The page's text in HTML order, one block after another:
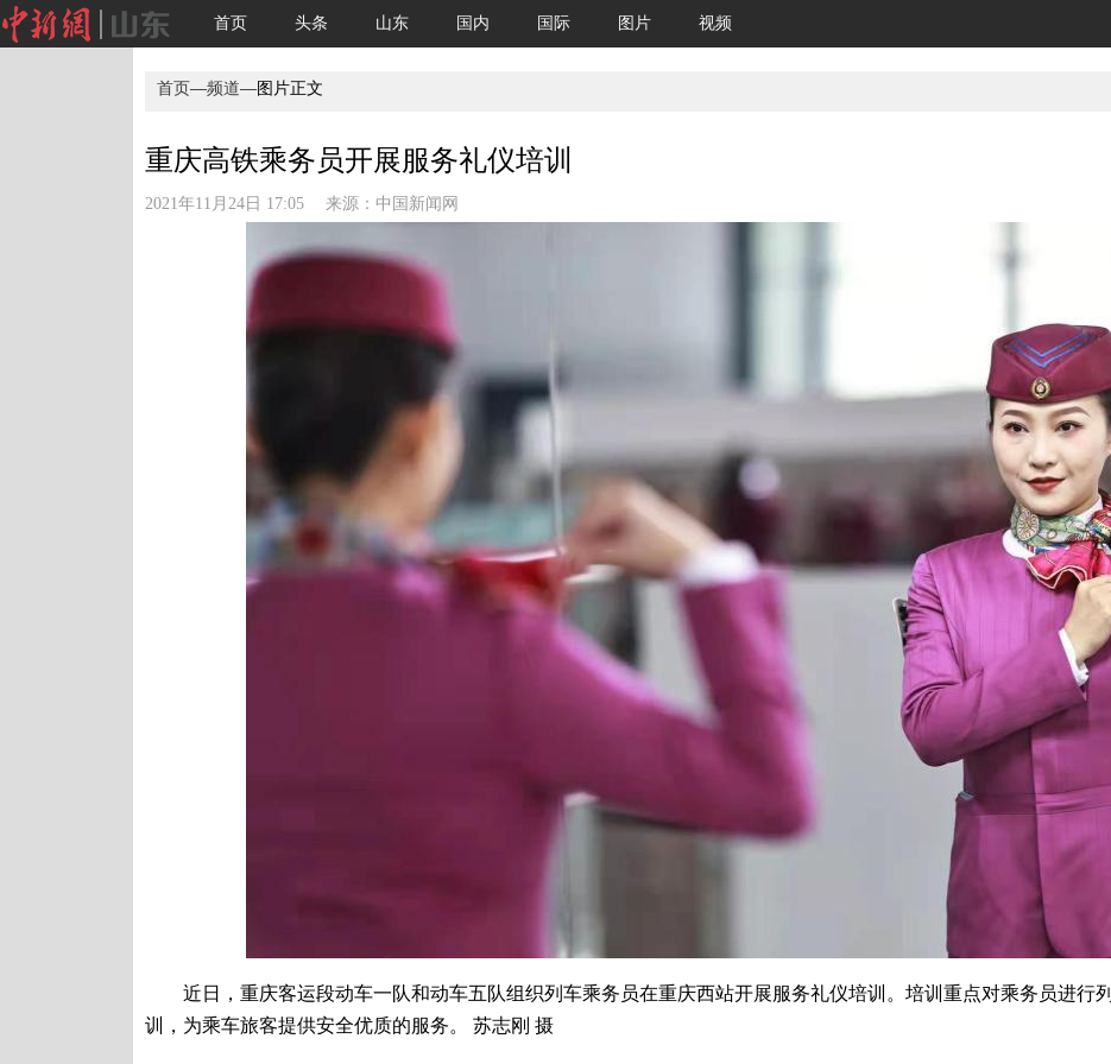
首页 头条 山东 国内 国际 图片 视频
首页—频道—图片正文
重庆高铁乘务员开展服务礼仪培训
2021年11月24日 17:05 来源： 中国新闻网
近日，重庆客运段动车一队和动车五队组织列车乘务员在重庆西站开展服务礼仪培训。培训重点对乘务员进行
训，为乘车旅客提供安全优质的服务。 苏志刚 摄